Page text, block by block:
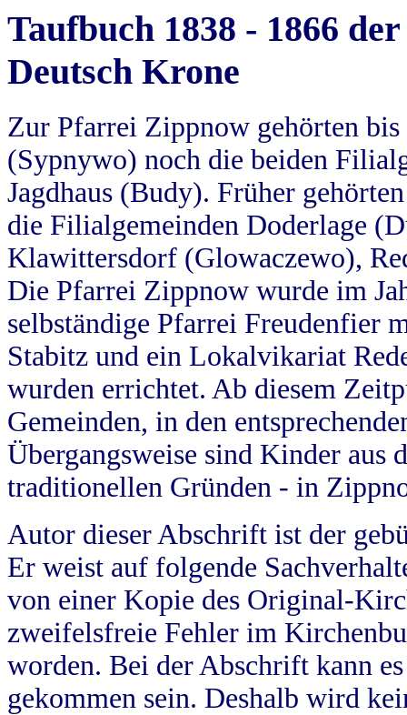
Taufbuch 1838 - 1866
Deutsch Krone
Zur Pfarrei Zippnow gehörten
(Sypnywo) noch die beiden
Jagdhaus (Budy). Früher
die Filialgemeinden Doderlage
Klawittersdorf (Glowaczewo),
Die Pfarrei Zippnow wurde im
selbständige Pfarrei Freudenfier
Stabitz und ein Lokalvikariat
wurden errichtet. Ab diesem
Gemeinden, in den
Übergangsweise sind Kinder aus
traditionellen Gründen - in
Autor dieser Abschrift ist der
Er weist auf folgende
von einer Kopie des Original-
zweifelsfreie Fehler im
worden. Bei der Abschrift kann
gekommen sein. Deshalb wird